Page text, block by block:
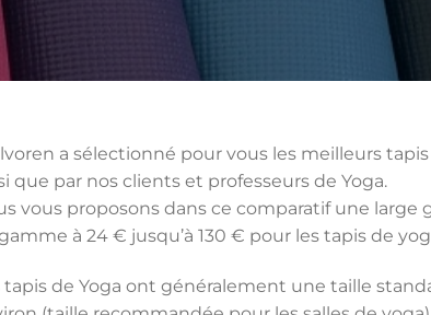
a sélectionné pour vous les meilleurs
que par nos clients et professeurs de Yoga.
vous proposons dans ce comparatif une
à 24 € jusqu’à 130 € pour les tapis de
tapis de Yoga ont généralement une taille